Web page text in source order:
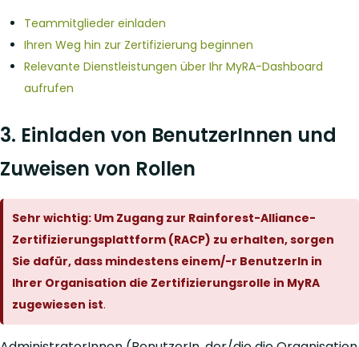
Teammitglieder einladen
Ihren Weg hin zur Zertifizierung beginnen
Relevante Dienstleistungen über Ihr MyRA-Dashboard
aufrufen
3. Einladen von BenutzerInnen und
Zuweisen von Rollen
Sehr wichtig: Um Zugang zur Rainforest-Alliance-
Zertifizierungsplattform (RACP) zu erhalten, sorgen
Sie dafür, dass mindestens einem/-r BenutzerIn in
Ihrer Organisation die Zertifizierungsrolle in MyRA
zugewiesen ist.